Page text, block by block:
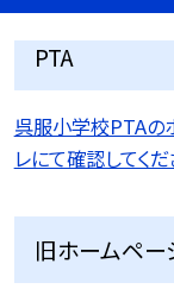
PTA
呉服小学校PTAの
レにて確認してくだ
旧ホームペー